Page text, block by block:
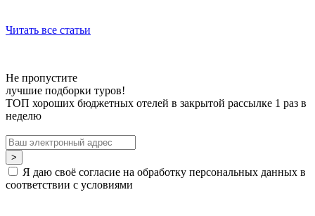
Читать все статьи
Не пропустите
лучшие подборки туров!
ТОП хороших бюджетных отелей в закрытой рассылке 1 раз в
неделю
Я даю своё согласие на обработку персональных данных в
соответствии с условиями